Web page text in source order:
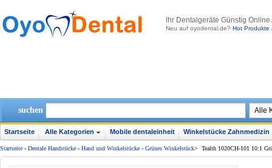
lhr Dentalgeräte Günstig
Neu auf oyodental.de? Hot Produkte
suchen
Startseite Alle Kategorien Mobile dentaleinheit Winkelstücke Zahnmedizin
Startseite - Dentale Handstücke - Hand und Winkelstücke - Grünes Winkelstück> Tealth 1020CH-101 10:1